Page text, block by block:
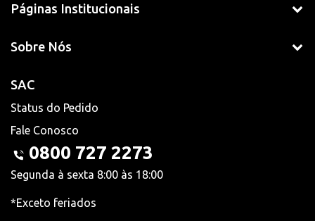
Páginas Institucionais
Sobre Nós
SAC
Status do Pedido
Fale Conosco
0800 727 2273
Segunda à sexta 8:00 às 18:00
*Exceto feriados